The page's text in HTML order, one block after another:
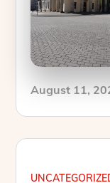
Posted
August 11,